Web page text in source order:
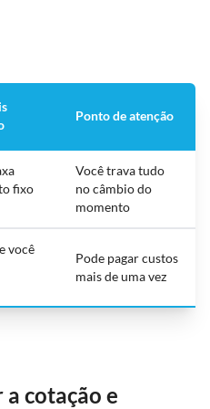
Ponto de atenção
fixo
Você trava tudo
no câmbio do
momento
você
Pode pagar custos
mais de uma vez
cotação e